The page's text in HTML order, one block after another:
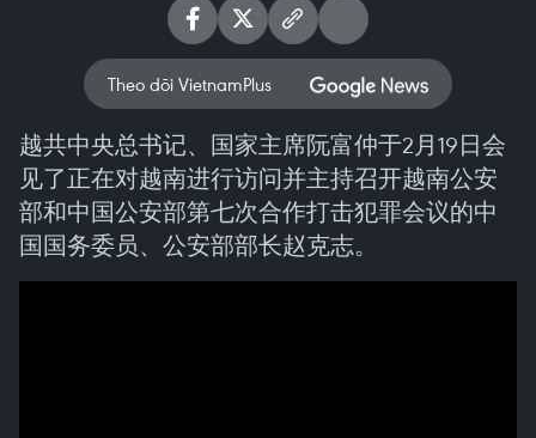
Theo dõi VietnamPlus
越共中央总书记、国家主席阮富仲于2月19日会
见了正在对越南进行访问并主持召开越南公安
部和中国公安部第七次合作打击犯罪会议的中
国国务委员、公安部部长赵克志。